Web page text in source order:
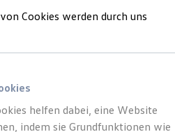
und Gebrauchtwagen
Zertifizierte Gebrauchtwagen
Leasing
Cookies werden durch uns
helfen dabei, eine Website
indem sie Grundfunktionen wie